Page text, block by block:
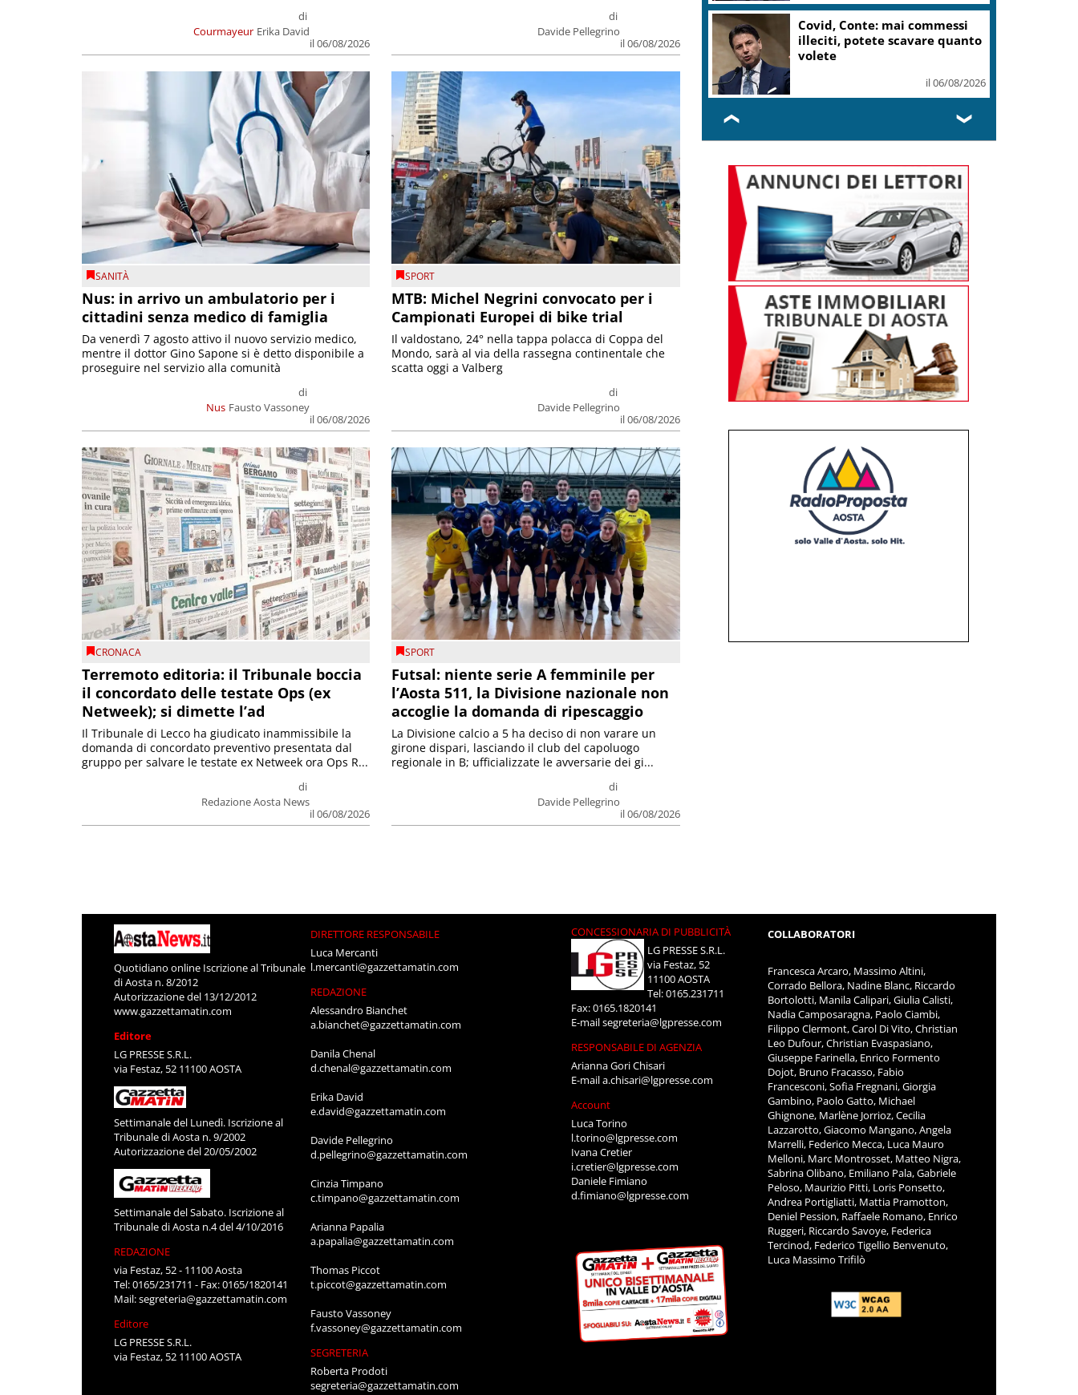
Courmayeur
di
Erika David
il 06/08/2026
di
Davide Pellegrino
il 06/08/2026
SANITÀ
Nus: in arrivo un ambulatorio per i
cittadini senza medico di famiglia
Nus
di
Fausto Vassoney
il 06/08/2026
Da venerdì 7 agosto attivo il nuovo servizio medico,
mentre il dottor Gino Sapone si è detto disponibile a
proseguire nel servizio alla comunità
SPORT
MTB: Michel Negrini convocato per i
Campionati Europei di bike trial
di
Davide Pellegrino
il 06/08/2026
Il valdostano, 24° nella tappa polacca di Coppa del
Mondo, sarà al via della rassegna continentale che
scatta oggi a Valberg
CRONACA
Terremoto editoria: il Tribunale boccia
il concordato delle testate Ops (ex
Netweek); si dimette l’ad
di
Redazione Aosta News
il 06/08/2026
Il Tribunale di Lecco ha giudicato inammissibile la
domanda di concordato preventivo presentata dal
gruppo per salvare le testate ex Netweek ora Ops R...
SPORT
Futsal: niente serie A femminile per
l’Aosta 511, la Divisione nazionale non
accoglie la domanda di ripescaggio
di
Davide Pellegrino
il 06/08/2026
La Divisione calcio a 5 ha deciso di non varare un
girone dispari, lasciando il club del capoluogo
regionale in B; ufficializzate le avversarie dei gi...
Covid, Conte: mai commessi
illeciti, potete scavare quanto
volete
il 06/08/2026
❮ ❯
Quotidiano online Iscrizione al Tribunale
di Aosta n. 8/2012
Autorizzazione del 13/12/2012
www.gazzettamatin.com
Editore
LG PRESSE S.R.L.
via Festaz, 52 11100 AOSTA
Settimanale del Lunedì. Iscrizione al
Tribunale di Aosta n. 9/2002
Autorizzazione del 20/05/2002
Settimanale del Sabato. Iscrizione al
Tribunale di Aosta n.4 del 4/10/2016
REDAZIONE
via Festaz, 52 - 11100 Aosta
Tel: 0165/231711 - Fax: 0165/1820141
Mail:segreteria@gazzettamatin.com
Editore
LG PRESSE S.R.L.
via Festaz, 52 11100 AOSTA
DIRETTORE RESPONSABILE
Luca Mercanti
l.mercanti@gazzettamatin.com
REDAZIONE
Alessandro Bianchet
a.bianchet@gazzettamatin.com
Danila Chenal
d.chenal@gazzettamatin.com
Erika David
e.david@gazzettamatin.com
Davide Pellegrino
d.pellegrino@gazzettamatin.com
Cinzia Timpano
c.timpano@gazzettamatin.com
Arianna Papalia
a.papalia@gazzettamatin.com
Thomas Piccot
t.piccot@gazzettamatin.com
Fausto Vassoney
f.vassoney@gazzettamatin.com
SEGRETERIA
Roberta Prodoti
segreteria@gazzettamatin.com
CONCESSIONARIA DI PUBBLICITÀ
LG PRESSE S.R.L.
via Festaz, 52
11100 AOSTA
Tel: 0165.231711
Fax: 0165.1820141
E-mailsegreteria@lgpresse.com
RESPONSABILE DI AGENZIA
Arianna Gori Chisari
E-maila.chisari@lgpresse.com
Account
Luca Torino
l.torino@lgpresse.com
Ivana Cretier
i.cretier@lgpresse.com
Daniele Fimiano
d.fimiano@lgpresse.com
COLLABORATORI
Francesca Arcaro, Massimo Altini,
Corrado Bellora, Nadine Blanc, Riccardo
Bortolotti, Manila Calipari, Giulia Calisti,
Nadia Camposaragna, Paolo Ciambi,
Filippo Clermont, Carol Di Vito, Christian
Leo Dufour, Christian Evaspasiano,
Giuseppe Farinella, Enrico Formento
Dojot, Bruno Fracasso, Fabio
Francesconi, Sofia Fregnani, Giorgia
Gambino, Paolo Gatto, Michael
Ghignone, Marlène Jorrioz, Cecilia
Lazzarotto, Giacomo Mangano, Angela
Marrelli, Federico Mecca, Luca Mauro
Melloni, Marc Montrosset, Matteo Nigra,
Sabrina Olibano, Emiliano Pala, Gabriele
Peloso, Maurizio Pitti, Loris Ponsetto,
Andrea Portigliatti, Mattia Pramotton,
Deniel Pession, Raffaele Romano, Enrico
Ruggeri, Riccardo Savoye, Federica
Tercinod, Federico Tigellio Benvenuto,
Luca Massimo Trifilò